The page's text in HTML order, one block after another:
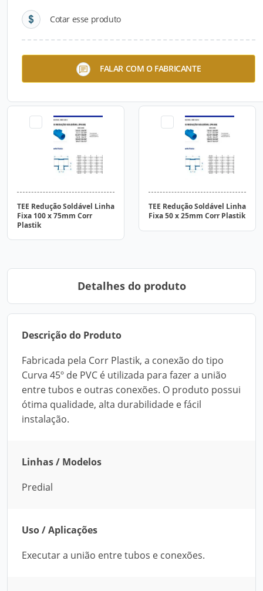
Cotar esse produto
FALAR COM O FABRICANTE
TEE Redução Soldável Linha
Fixa 150 x 125mm Corr
Plastik
Fixa 100 x 50mm Corr
Plastik
TEE Redução Soldável Linha
Fixa 100 x 75mm Corr
Plastik
TEE Redução Soldável Linha
Fixa 50 x 25mm Corr Plastik
Detalhes do produto
Descrição do Produto
Fabricada pela Corr Plastik, a conexão do tipo
Curva 45º de PVC é utilizada para fazer a união
entre tubos e outras conexões. O produto possui
ótima qualidade, alta durabilidade e fácil
instalação.
Linhas / Modelos
Predial
Uso / Aplicações
Executar a união entre tubos e conexões.